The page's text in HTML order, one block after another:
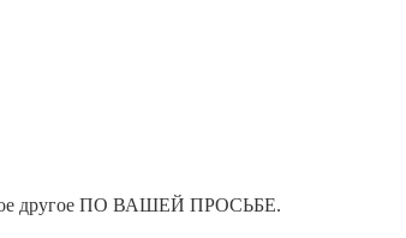
другое ПО ВАШЕЙ ПРОСЬБЕ.